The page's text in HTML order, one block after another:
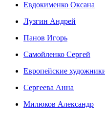
Евдокименко Оксана
Лузгин Андрей
Панов Игорь
Сaмoйленко Сергей
Европейские
Сергеева Анна
Милюков Александр